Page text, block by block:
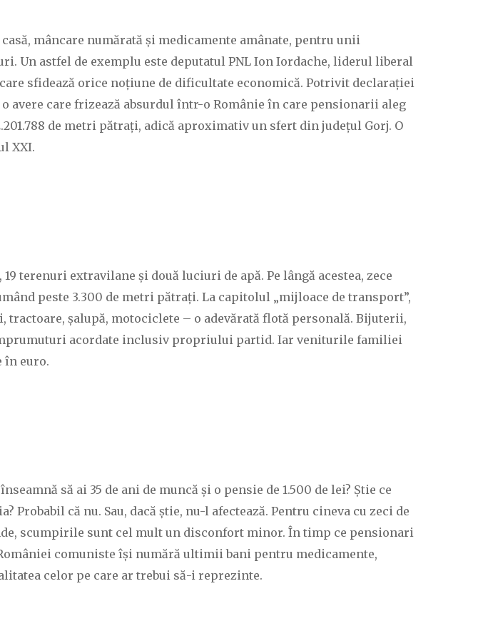
mâncare numărată și medicamente amânate, pentru unii
Un astfel de exemplu este deputatul PNL Ion Iordache, liderul liberal
sfidează orice noțiune de dificultate economică. Potrivit declarației
avere care frizează absurdul într-o Românie în care pensionarii aleg
de metri pătrați, adică aproximativ un sfert din județul Gorj. O
XXI.
terenuri extravilane și două luciuri de apă. Pe lângă acestea, zece
peste 3.300 de metri pătrați. La capitolul „mijloace de transport”,
șalupă, motociclete – o adevărată flotă personală. Bijuterii,
acordate inclusiv propriului partid. Iar veniturile familiei
în euro.
să ai 35 de ani de muncă și o pensie de 1.500 de lei? Știe ce
că nu. Sau, dacă știe, nu-l afectează. Pentru cineva cu zeci de
scumpirile sunt cel mult un disconfort minor. În timp ce pensionari
comuniste își numără ultimii bani pentru medicamente,
celor pe care ar trebui să-i reprezinte.